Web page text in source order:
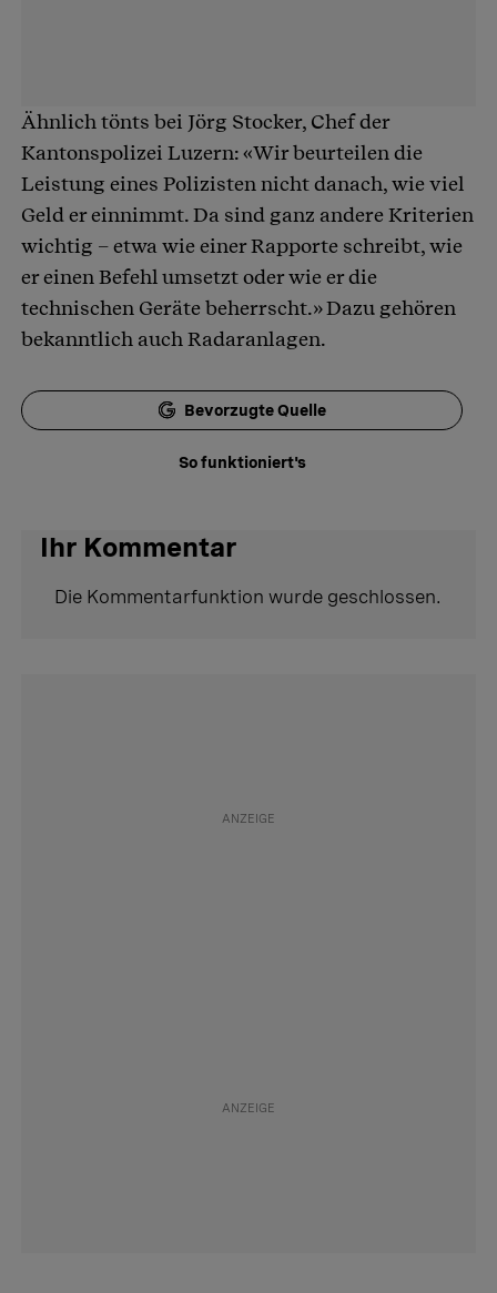
Ähnlich tönts bei Jörg Stocker, Chef der
Kantonspolizei Luzern: «Wir beurteilen die
Leistung eines Polizisten nicht danach, wie viel
Geld er einnimmt. Da sind ganz andere Kriterien
wichtig – etwa wie einer Rapporte schreibt, wie
er einen Befehl umsetzt oder wie er die
technischen Geräte beherrscht.» Dazu gehören
bekanntlich auch Radaranlagen.
Bevorzugte Quelle
So funktioniert's
Ihr Kommentar
Die Kommentarfunktion wurde geschlossen.